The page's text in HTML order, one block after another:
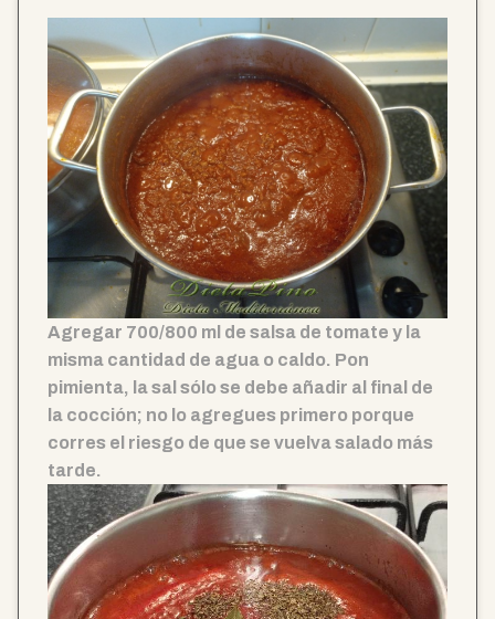
Agregar 700/800 ml de salsa de tomate y la
misma cantidad de agua o caldo. Pon
pimienta, la sal sólo se debe añadir al final de
la cocción; no lo agregues primero porque
corres el riesgo de que se vuelva salado más
tarde.